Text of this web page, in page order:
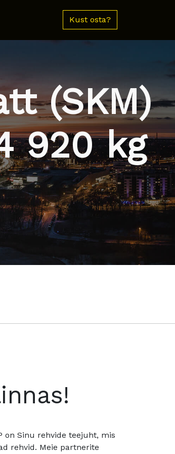
Kust osta?
(SKM)
920 kg
on Sinu rehvide teejuht, mis
rehvid. Meie partnerite